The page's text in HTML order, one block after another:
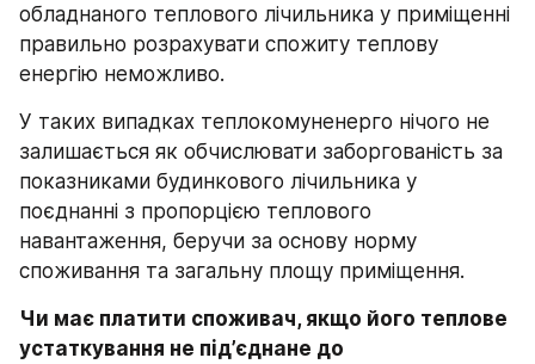
обладнаного теплового лічильника у приміщенні
правильно розрахувати спожиту теплову
енергію неможливо.
У таких випадках теплокомуненерго нічого не
залишається як обчислювати заборгованість за
показниками будинкового лічильника у
поєднанні з пропорцією теплового
навантаження, беручи за основу норму
споживання та загальну площу приміщення.
Чи має платити споживач, якщо його теплове
устаткування не під’єднане до